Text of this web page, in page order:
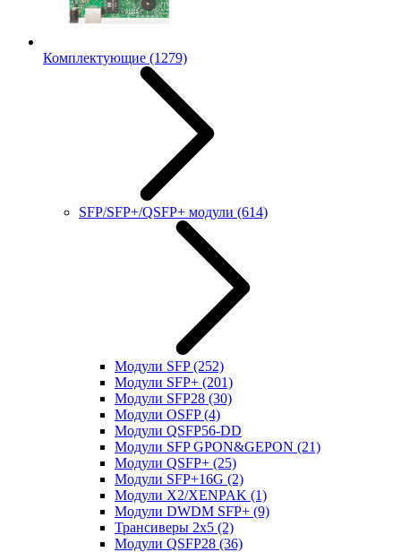
Комплектующие (1279)
SFP/SFP+/QSFP+ модули (614)
Модули SFP(252)
Модули SFP+ (201)
Модули SFP28 (30)
Модули OSFP(4)
Модули QSFP56-DD
Модули SFP GPON&GEPON (21)
Модули QSFP+ (25)
Модули SFP+16G (2)
Модули X2/XENPAK (1)
Модули DWDM SFP+ (9)
Трансиверы 2x5 (2)
Модули QSFP28 (36)